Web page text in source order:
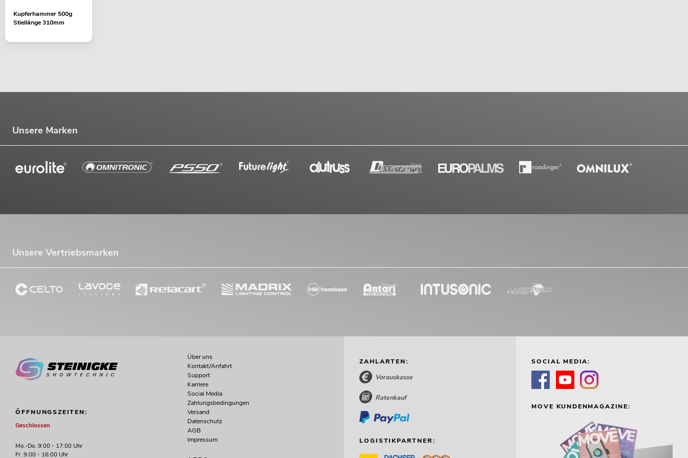
Kupferhammer 500g
Stiellänge 310mm
Unsere Marken
Unsere Vertriebsmarken
ÖFFNUNGSZEITEN:
Geschlossen
Mo.-Do. 9:00 - 17:00 Uhr
Fr. 9:00 - 16:00 Uhr
Über uns
Kontakt/Anfahrt
Support
Karriere
Social Media
Zahlungsbedingungen
Versand
Datenschutz
AGB
Impressum
ZAHLARTEN:
Vorauskasse
Ratenkauf
LOGISTIKPARTNER:
SOCIAL MEDIA:
MOVE KUNDENMAGAZINE: